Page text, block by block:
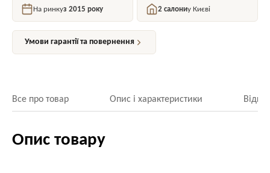
На ринкуз 2015 року 2 салониу Києві
Умови гарантії та повернення
Все про товар Опис і характеристики
Опис товару